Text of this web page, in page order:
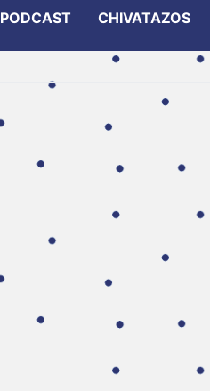
PODCAST CHIVATAZOS